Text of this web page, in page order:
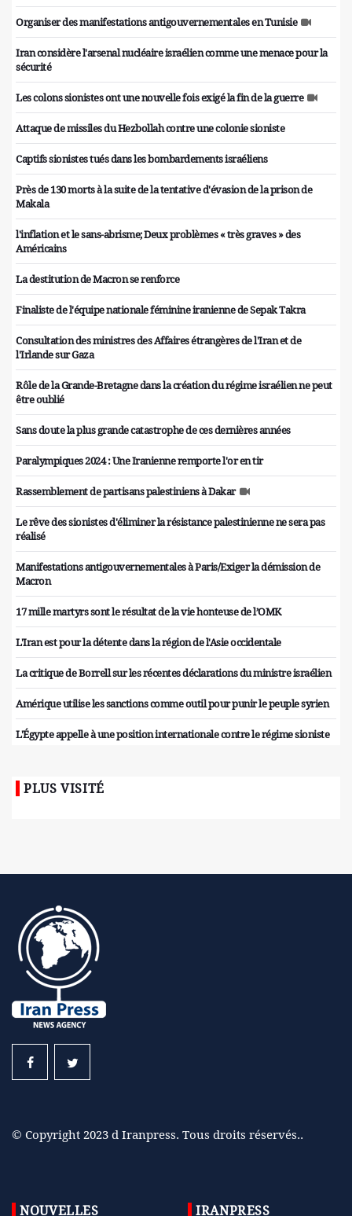
Organiser des manifestations antigouvernementales en Tunisie
Iran considère l'arsenal nucléaire israélien comme une menace pour la
sécurité
Les colons sionistes ont une nouvelle fois exigé la fin de la guerre
Attaque de missiles du Hezbollah contre une colonie sioniste
Captifs sionistes tués dans les bombardements israéliens
Près de 130 morts à la suite de la tentative d'évasion de la prison de
Makala
l'inflation et le sans-abrisme; Deux problèmes « très graves » des
Américains
La destitution de Macron se renforce
Finaliste de l'équipe nationale féminine iranienne de Sepak Takra
Consultation des ministres des Affaires étrangères de l'Iran et de
l'Irlande sur Gaza
Rôle de la Grande-Bretagne dans la création du régime israélien ne peut
être oublié
Sans doute la plus grande catastrophe de ces dernières années
Paralympiques 2024 : Une Iranienne remporte l'or en tir
Rassemblement de partisans palestiniens à Dakar
Le rêve des sionistes d'éliminer la résistance palestinienne ne sera pas
réalisé
Manifestations antigouvernementales à Paris/Exiger la démission de
Macron
17 mille martyrs sont le résultat de la vie honteuse de l’OMK
L'Iran est pour la détente dans la région de l'Asie occidentale
La critique de Borrell sur les récentes déclarations du ministre israélien
Amérique utilise les sanctions comme outil pour punir le peuple syrien
L'Égypte appelle à une position internationale contre le régime sioniste
PLUS VISITÉ
© Copyright 2023 d Iranpress. Tous droits réservés..
NOUVELLES IRANPRESS